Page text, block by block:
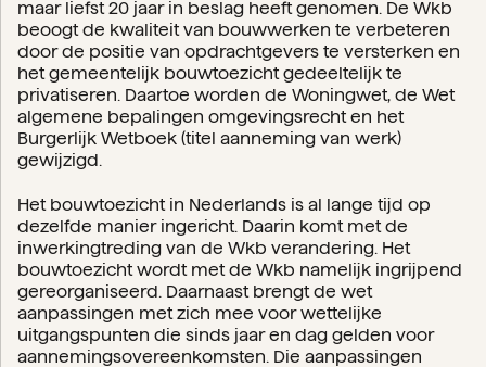
maar liefst 20 jaar in beslag heeft genomen. De Wkb
beoogt de kwaliteit van bouwwerken te verbeteren
door de positie van opdrachtgevers te versterken en
het gemeentelijk bouwtoezicht gedeeltelijk te
privatiseren. Daartoe worden de Woningwet, de Wet
algemene bepalingen omgevingsrecht en het
Burgerlijk Wetboek (titel aanneming van werk)
gewijzigd.
Het bouwtoezicht in Nederlands is al lange tijd op
dezelfde manier ingericht. Daarin komt met de
inwerkingtreding van de Wkb verandering. Het
bouwtoezicht wordt met de Wkb namelijk ingrijpend
gereorganiseerd. Daarnaast brengt de wet
aanpassingen met zich mee voor wettelijke
uitgangspunten die sinds jaar en dag gelden voor
aannemingsovereenkomsten. Die aanpassingen